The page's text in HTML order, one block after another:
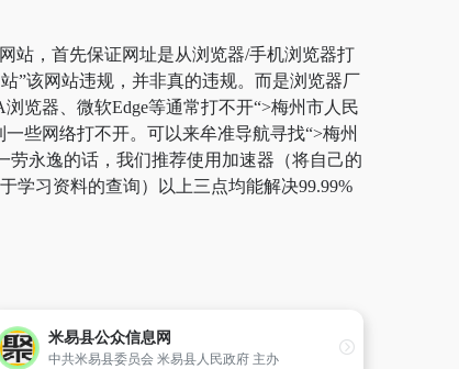
站，首先保证网址是从浏览器/手机浏览器打
”该网站违规，并非真的违规。而是浏览器厂
览器、微软Edge等通常打不开“>梅州市人民
些网络打不开。可以来牟准导航寻找“>梅州
劳永逸的话，我们推荐使用加速器（将自己的
学习资料的查询）以上三点均能解决99.99%
米易县公众信息网
中共米易县委员会 米易县人民政府 主办